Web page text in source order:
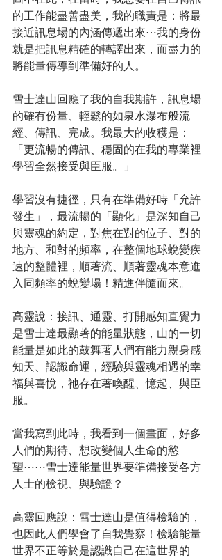
的工作能盡善盡美，我的職責是：將最
接近訊息場的內涵傳遞出來⋯我的身份
就是把訊息精確的轉譯出來，而盡力的
將能量傳導到準備好的人。
雪士達山回應了我的自我期許，訊息場
的確有份量、輕鬆的如泉水瀑布般流
經、傳訊、完成。我最大的收穫是：
「更流暢的傳訊、穩固的在我的專業裡
學習全然接受與臣服。」
學習沒有捷徑，只有在準備好時「允許
發生」，最流暢的「顯化」是深知自己
與靈魂的約定，對焦在對的位子、對的
地方、和對的頻率，在整個地球蛻變疾
速的整體裡，順著流、順著靈魂本意進
入同頻率的蛻變場！精進伴隨而來。
高靈說：接訊、通靈、打開感知直覺力
是雪士達最顯著的能量狀態，山的一切
能量是如此的鼓舞著人們有能力親身感
知天、認識命運，經驗與靈魂相遇的幸
福與喜悅，祂存在著喚醒、憶起、與臣
服。
當我寫到此時，我看到一個畫面，好多
人們的期待、想改變個人生命的慾
望⋯⋯雪士達能量世界要準備接受各方
人士的檢視、與驗證？
高靈回應說：雪士達山是值得檢驗的，
也因此人們學會了自我覺察！檢驗能量
世界不正等於是認識自己在這世界的